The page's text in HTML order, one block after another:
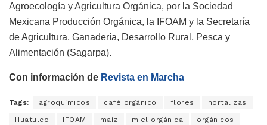
Agroecología y Agricultura Orgánica, por la Sociedad
Mexicana Producción Orgánica, la IFOAM y la Secretaría
de Agricultura, Ganadería, Desarrollo Rural, Pesca y
Alimentación (Sagarpa).
Con información de Revista en Marcha
Tags: agroquímicos café orgánico flores hortalizas
Huatulco IFOAM maíz miel orgánica orgánicos